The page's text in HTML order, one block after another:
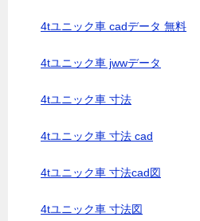
4tユニック車 cadデータ 無料
4tユニック車 jwwデータ
4tユニック車 寸法
4tユニック車 寸法 cad
4tユニック車 寸法cad図
4tユニック車 寸法図